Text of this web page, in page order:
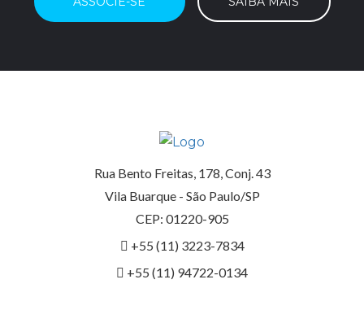
Rua Bento Freitas, 178, Conj. 43
Vila Buarque - São Paulo/SP
CEP: 01220-905
+55 (11) 3223-7834
+55 (11) 94722-0134